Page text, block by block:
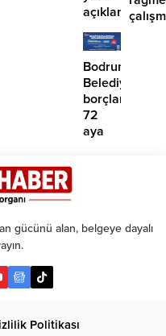
açıklaması:
‘İmza
atma
çabamız
yok’
Bodrum
borçlara
72
aya
gücünü alan, belgeye dayalı
Politikası